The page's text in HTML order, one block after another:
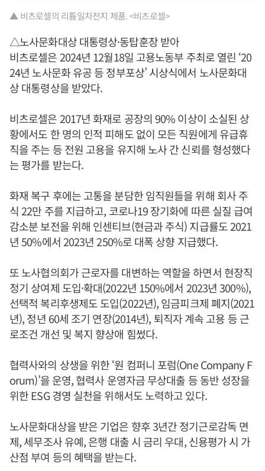
▲ 비츠로셀의 리튬일차전지 제품. <비츠로셀>
△노사문화대상 대통령상·동탑훈장 받아
비츠로셀은 2024년 12월18일 고용노동부 주최로 열린 ‘20
24년 노사문화 유공 등 정부포상’ 시상식에서 노사문화대
상 대통령상을 받았다.
비츠로셀은 2017년 화재로 공장의 90% 이상이 소실된 상
황에서도 한 명의 인적 피해도 없이 모든 직원에게 유급휴
직을 주는 등 전원 고용을 유지해 노사 간 신뢰를 형성했다
는 평가를 받는다.
화재 복구 후에는 고통을 분담한 임직원들을 위해 회사 주
식 22만 주를 지급하고, 코로나19 장기화에 따른 실질 급여
감소분 보전을 위해 인센티브(현금과 주식) 지급률도 2021
년 50%에서 2023년 250%로 대폭 상향 지급했다.
또 노사협의회가 근로자를 대변하는 역할을 하면서 현장직
정기 상여제 도입·확대(2022년 150%에서 2023년 300%),
선택적 복리후생제도 도입(2022년), 임금피크제 폐지(2021
년), 정년 60세 조기 연장(2014년), 퇴직자 계속 고용 등 근
로조건 개선 및 복지 향상애 힘썼다.
협력사와의 상생을 위한 ‘원 컴퍼니 포럼(One Company F
orum)’을 운영, 협력사 운영자금 무상대출 등 동반 성장을
위한 ESG 경영 실천을 위해서도 노력하고 있다.
노사문화대상을 받은 기업은 향후 3년간 정기근로감독 면
제, 세무조사 유예, 은행 대출 시 금리 우대, 신용평가 시 가
산점 부여 등의 혜택을 받는다.